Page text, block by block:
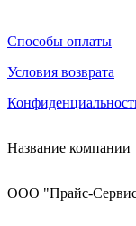
Способы оплаты
Условия возврата
Название компании
ООО "Прайс-